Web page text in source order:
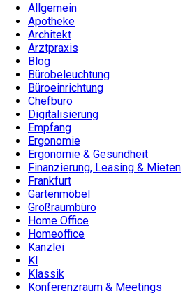
Allgemein
Apotheke
Architekt
Arztpraxis
Blog
Bürobeleuchtung
Büroeinrichtung
Chefbüro
Digitalisierung
Empfang
Ergonomie
Ergonomie & Gesundheit
Finanzierung, Leasing & Mieten
Frankfurt
Gartenmöbel
Großraumbüro
Home Office
Homeoffice
Kanzlei
KI
Klassik
Konferenzraum & Meetings